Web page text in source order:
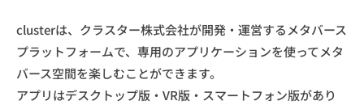
clusterは、クラスター株式会社が開発・運営するメタバース
プラットフォームで、専用のアプリケーションを使ってメタ
バース空間を楽しむことができます。
アプリはデスクトップ版・VR版・スマートフォン版があり